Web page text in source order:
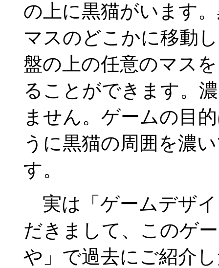
の上に黒猫がいます
マスのどこかに移動
盤の上の任意のマス
ることができます。
ません。ゲームの目
うに黒猫の周囲を濃
す。
実は「ゲームデザ
だきまして、このゲ
や」で過去にご紹介